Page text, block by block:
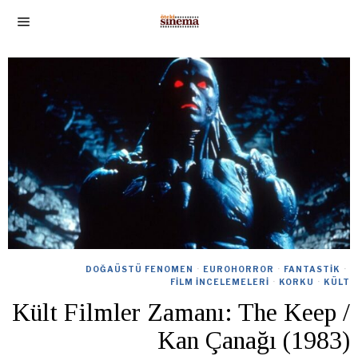
DOĞAÜSTÜ FENOMEN · EUROHORROR · FANTASTIK ·
FILM İNCELEMELERI · KORKU · KÜLT
Kült Filmler Zamanı: The Keep /
Kan Çanağı (1983)